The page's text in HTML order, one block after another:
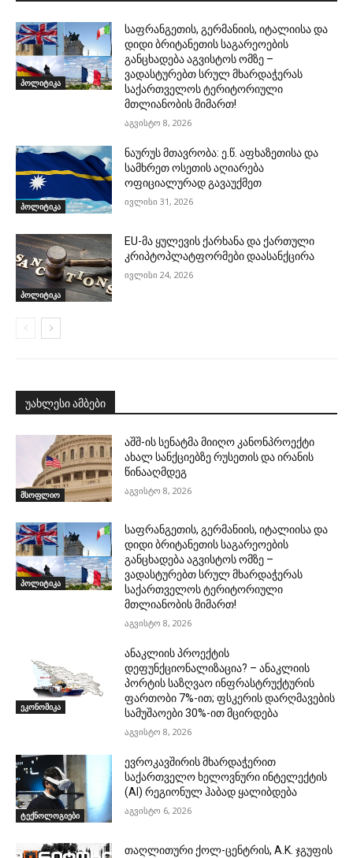
პოლიტიკა
საფრანგეთის, გერმანიის, იტალიისა და
დიდი ბრიტანეთის საგარეოების
განცხადება აგვისტოს ომზე –
ვადასტურებთ სრულ მხარდაჭერას
საქართველოს ტერიტორიული
მთლიანობის მიმართ!
აგვისტო 8, 2026
პოლიტიკა
ნაურუს მთავრობა: ე.წ. აფხაზეთისა და
სამხრეთ ოსეთის აღიარება
ოფიციალურად გავაუქმეთ
ივლისი 31, 2026
პოლიტიკა
EU-მა ყულევის ქარხანა და ქართული
კრიპტოპლატფორმები დაასანქცირა
ივლისი 24, 2026
უახლესი ამბები
მსოფლიო
აშშ-ის სენატმა მიიღო კანონპროექტი
ახალ სანქციებზე რუსეთის და ირანის
წინააღმდეგ
აგვისტო 8, 2026
პოლიტიკა
საფრანგეთის, გერმანიის, იტალიისა და
დიდი ბრიტანეთის საგარეოების
განცხადება აგვისტოს ომზე –
ვადასტურებთ სრულ მხარდაჭერას
საქართველოს ტერიტორიული
მთლიანობის მიმართ!
აგვისტო 8, 2026
ეკონომიკა
ანაკლიის პროექტის
დეფუნქციონალიზაცია? – ანაკლიის
პორტის საზღვაო ინფრასტრუქტურის
ფართობი 7%-ით; ფსკერის დარღმავების
სამუშაოები 30%-ით მცირდება
აგვისტო 8, 2026
ტექნოლოგიები
ევროკავშირის მხარდაჭერით
საქართველო ხელოვნური ინტელექტის
(AI) რეგიონულ ჰაბად ყალიბდება
აგვისტო 6, 2026
თაღლითური ქოლ-ცენტრის, A.K. ჯგუფის